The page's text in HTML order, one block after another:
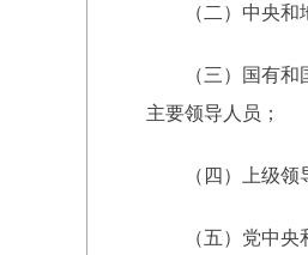
（二）中央和地
（三）国有和国
主要领导人员；
（四）上级领导
（五）党中央和